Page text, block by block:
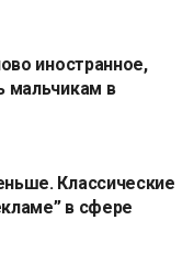
иностранное,
мальчикам в
Классические
в сфере